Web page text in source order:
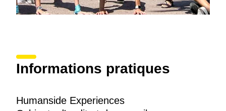
Informations pratiques
Humanside Experiences